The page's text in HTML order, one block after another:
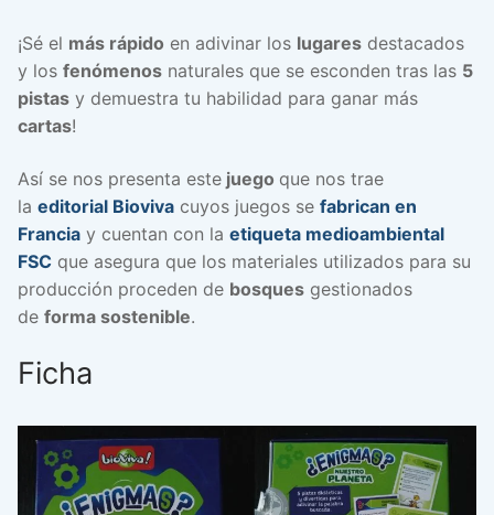
¡Sé el más rápido en adivinar los lugares destacados
y los fenómenos naturales que se esconden tras las 5
pistas y demuestra tu habilidad para ganar más
cartas!
Así se nos presenta este juego que nos trae
la editorial Bioviva cuyos juegos se fabrican en
Francia y cuentan con la etiqueta medioambiental
FSC que asegura que los materiales utilizados para su
producción proceden de bosques gestionados
de forma sostenible.
Ficha